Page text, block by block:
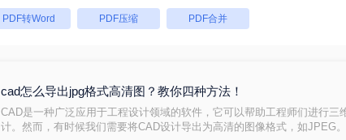
PDF转Word PDF压缩 PDF合并
cad怎么导出jpg格式高清图？教你四种方法！
CAD是一种广泛应用于工程设计领域的软件，它可以帮助工程师们进行三
计。然而，有时候我们需要将CAD设计导出为高清的图像格式，如JPEG